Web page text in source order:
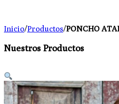
Inicio/Productos/PONCHO
Nuestros Productos